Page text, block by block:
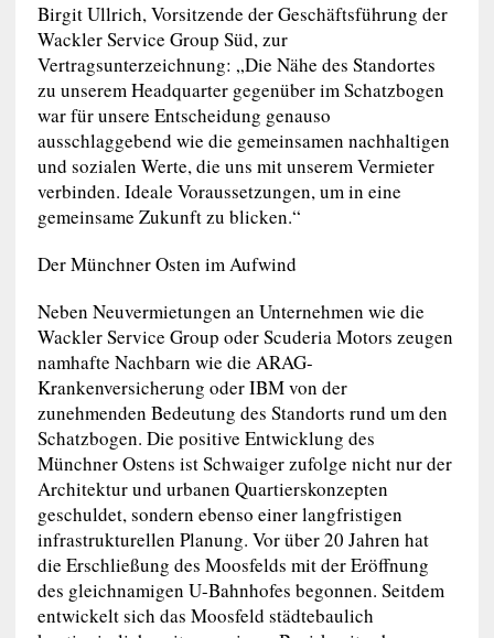
Birgit Ullrich, Vorsitzende der Geschäftsführung der
Wackler Service Group Süd, zur
Vertragsunterzeichnung: „Die Nähe des Standortes
zu unserem Headquarter gegenüber im Schatzbogen
war für unsere Entscheidung genauso
ausschlaggebend wie die gemeinsamen nachhaltigen
und sozialen Werte, die uns mit unserem Vermieter
verbinden. Ideale Voraussetzungen, um in eine
gemeinsame Zukunft zu blicken.“
Der Münchner Osten im Aufwind
Neben Neuvermietungen an Unternehmen wie die
Wackler Service Group oder Scuderia Motors zeugen
namhafte Nachbarn wie die ARAG-
Krankenversicherung oder IBM von der
zunehmenden Bedeutung des Standorts rund um den
Schatzbogen. Die positive Entwicklung des
Münchner Ostens ist Schwaiger zufolge nicht nur der
Architektur und urbanen Quartierskonzepten
geschuldet, sondern ebenso einer langfristigen
infrastrukturellen Planung. Vor über 20 Jahren hat
die Erschließung des Moosfelds mit der Eröffnung
des gleichnamigen U-Bahnhofes begonnen. Seitdem
entwickelt sich das Moosfeld städtebaulich